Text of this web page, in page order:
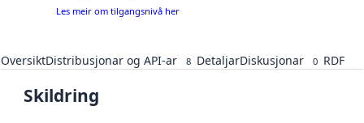
Les meir om tilgangsnivå her
OversiktDistribusjonar og API-ar 8 DetaljarDiskusjonar 0 RDF
Skildring